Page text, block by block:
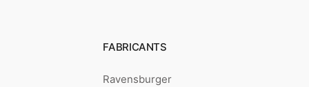
FABRICANTS
Ravensburger